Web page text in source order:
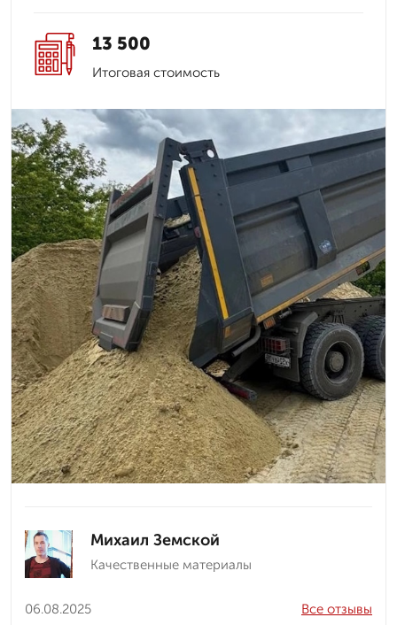
13 500
Итоговая стоимость
Михаил Земской
Качественные материалы
06.08.2025
Все отзывы